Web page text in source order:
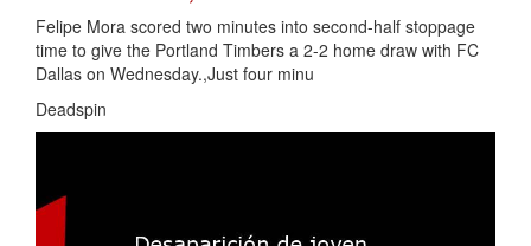
Felipe Mora scored two minutes into second-half stoppage
time to give the Portland Timbers a 2-2 home draw with FC
Dallas on Wednesday.,Just four minu
Deadspin